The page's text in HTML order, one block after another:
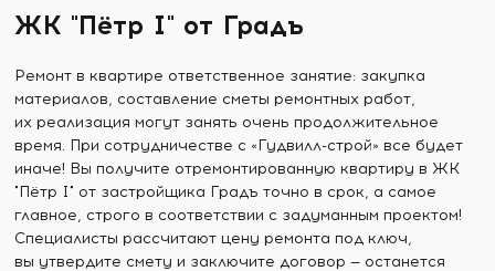
ЖК "Пётр I" от Градъ
Ремонт в квартире ответственное занятие: закупка
материалов, составление сметы ремонтных работ,
их реализация могут занять очень продолжительное
время. При сотрудничестве с «Гудвилл-строй» все будет
иначе! Вы получите отремонтированную квартиру в ЖК
"Пётр I" от застройщика Градъ точно в срок, а самое
главное, строго в соответствии с задуманным проектом!
Специалисты рассчитают цену ремонта под ключ,
вы утвердите смету и заключите договор — останется